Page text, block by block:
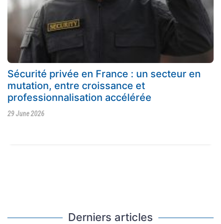
Sécurité privée en France : un secteur en
mutation, entre croissance et
professionnalisation accélérée
29 June 2026
Derniers articles